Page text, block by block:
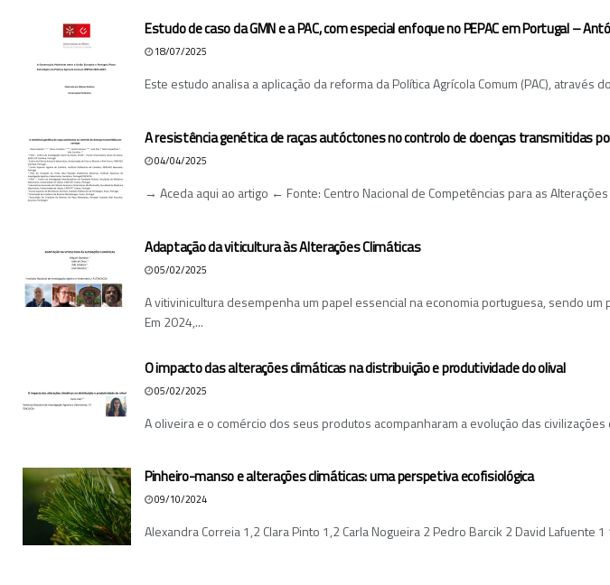
Estudo de caso da GMN e a PAC, com especial enfoque no PEPAC em Portugal –
18/07/2025
Este estudo analisa a aplicação da reforma da Política Agrícola Comum (PAC), através
A resistência genética de raças autóctones no controlo de doenças transmitidas
04/04/2025
→ Aceda aqui ao artigo ← Fonte: Centro Nacional de Competências para as Alterações
Adaptação da viticultura às Alterações Climáticas
05/02/2025
A vitivinicultura desempenha um papel essencial na economia portuguesa, sendo
Em 2024,...
O impacto das alterações climáticas na distribuição e produtividade do olival
05/02/2025
A oliveira e o comércio dos seus produtos acompanharam a evolução das
Pinheiro-manso e alterações climáticas: uma perspetiva ecofisiológica
09/10/2024
Alexandra Correia 1,2 Clara Pinto 1,2 Carla Nogueira 2 Pedro Barcik 2 David Lafuente